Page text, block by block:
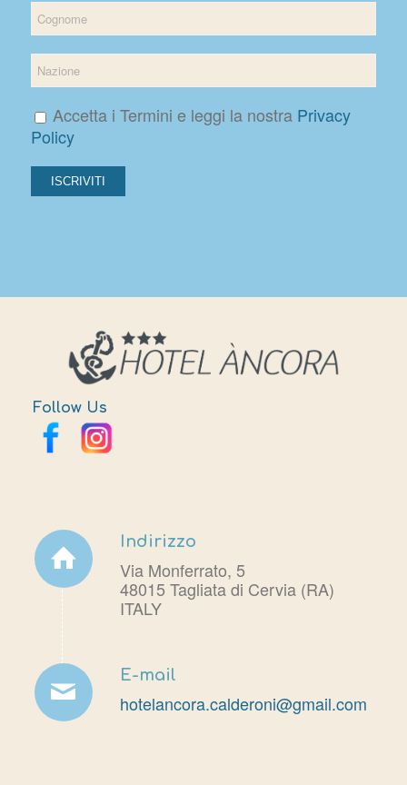
Accetta i Termini e leggi la nostra Privacy
Policy
Follow Us
Indirizzo
Via Monferrato, 5
48015 Tagliata di Cervia (RA)
ITALY
E-mail
hotelancora.calderoni@gmail.com